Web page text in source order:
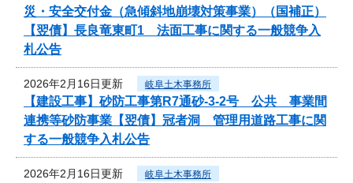
災・安全交付金（急傾斜地崩壊対策事業）（国補正）
【翌債】長良竜東町1 法面工事に関する一般競争入
札公告
2026年2月16日更新 岐阜土木事務所
【建設工事】砂防工事第R7通砂-3-2号 公共 事業間
連携等砂防事業【翌債】冠者洞 管理用道路工事に関
する一般競争入札公告
2026年2月16日更新 岐阜土木事務所